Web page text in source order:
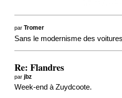
parTromer
Sans le modernisme des
Re: Flandres
parjbz
Week-end à Zuydcoote.